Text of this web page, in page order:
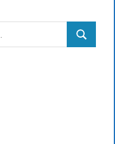
SEARCH